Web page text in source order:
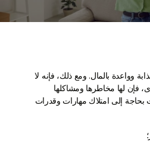
وواعدة بالمال. ومع ذلك، فإنه لا
فإن لها مخاطرها ومشاكلها
بحاجة إلى امتلاك مهارات وقدرات